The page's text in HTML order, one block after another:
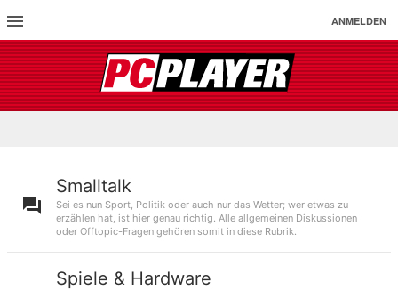
ANMELDEN
Smalltalk
Sei es nun Sport, Politik oder auch nur das Wetter; wer etwas zu
erzählen hat, ist hier genau richtig. Alle allgemeinen Diskussionen
oder Offtopic-Fragen gehören somit in diese Rubrik.
Spiele & Hardware